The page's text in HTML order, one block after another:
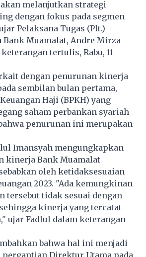
melanjutkan strategi
dengan fokus pada segmen
Pelaksana Tugas (Plt.)
Muamalat, Andre Mirza
tertulis, Rabu, 11
dengan penurunan kinerja
sembilan bulan pertama,
Haji (BPKH) yang
saham perbankan syariah
penurunan ini merupakan
Imansyah mengungkapkan
kinerja Bank Muamalat
oleh ketidaksesuaian
2023. "Ada kemungkinan
tersebut tidak sesuai dengan
kinerja yang tercatat
ujar Fadlul dalam keterangan
bahwa hal ini menjadi
pergantian Direktur Utama pada